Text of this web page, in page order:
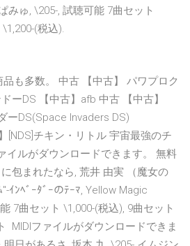
みゅ, \205-, 試聴可能 7曲セット
(税込).
も多数。 中古 【中古】 パワプロク
ーDS 【中古】afb 中古 【中古】
ーDS(Space Invaders DS)
[NDS]チキン・リトル 宇宙最強のチ
イルがダウンロードできます。 無料
包まれたなら, 荒井 由実 （魔女の
ｲﾝﾍﾞｰﾀﾞｰのﾃｰﾏ, Yellow Magic
7曲セット \1,000-(税込), 9曲セット
MIDIファイルがダウンロードできま